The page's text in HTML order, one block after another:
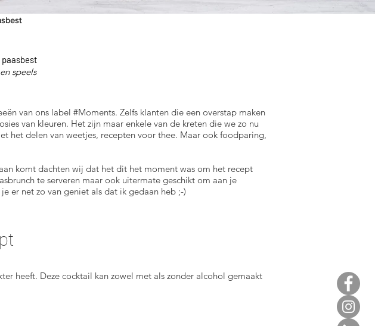
paasbest
speels
van ons label #Moments. Zelfs klanten die een overstap maken
van kleuren. Het zijn maar enkele van de kreten die we zo nu
het delen van weetjes, recepten voor thee. Maar ook foodparing,
komt dachten wij dat het dit het moment was om het recept
te serveren maar ook uitermate geschikt om aan je
er net zo van geniet als dat ik gedaan heb ;-)
heeft. Deze cocktail kan zowel met als zonder alcohol gemaakt